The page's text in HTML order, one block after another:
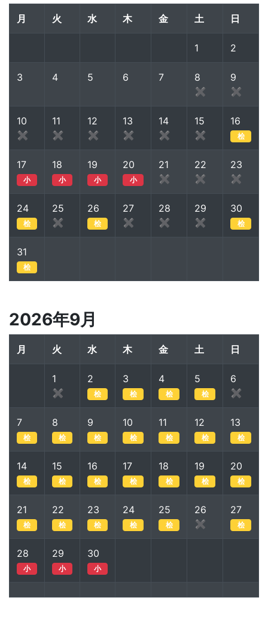
月 火 水 木 金 土 日
1 2
3 4 5 6 7
8
✖
9
✖
10
✖
11
✖
12
✖
13
✖
14
✖
15
✖
16
桧
17
小
18
小
19
小
20
小
21
✖
22
✖
23
✖
24
桧
25
✖
26
桧
27
✖
28
✖
29
✖
30
桧
31
桧
2026年9月
月 火 水 木 金 土 日
1
✖
2
桧
3
桧
4
桧
5
桧
6
✖
7
桧
8
桧
9
桧
10
桧
11
桧
12
桧
13
桧
14
桧
15
桧
16
桧
17
桧
18
桧
19
桧
20
桧
21
桧
22
桧
23
桧
24
桧
25
桧
26
✖
27
桧
28
小
29
小
30
小